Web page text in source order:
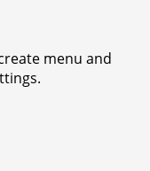
menu and